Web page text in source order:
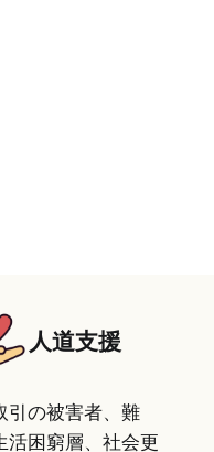
人道支援
引の被害者、難
活困窮層、社会更